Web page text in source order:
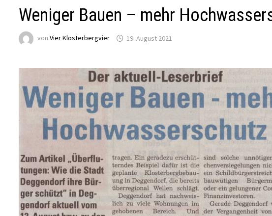
Weniger Bauen – mehr
vonVier Klosterbergvier 19. August 2021